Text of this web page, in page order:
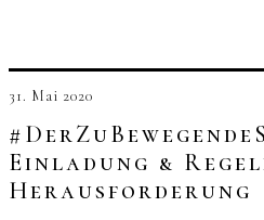
31. Mai 2020
Einladung &
Herausforderung